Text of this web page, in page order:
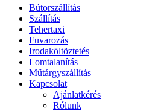
Bútorszállítás
Szállítás
Tehertaxi
Fuvarozás
Irodaköltöztetés
Lomtalanítás
Műtárgyszállítás
Kapcsolat
Ajánlatkérés
Rólunk